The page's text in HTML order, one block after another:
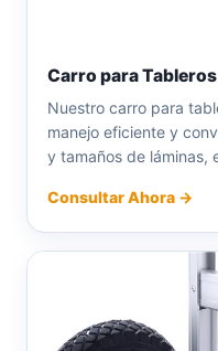
Carro para Tableros
Nuestro carro para
manejo eficiente y
y tamaños de láminas,
Consultar Ahora →